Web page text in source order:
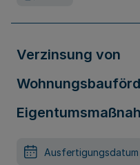
Verzinsung von
Ausfertigungsdatum